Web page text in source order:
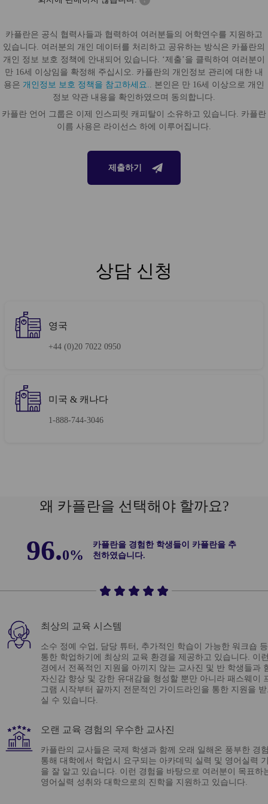
카플란은 공식 협력사들과 협력하여 여러분들의 어학연수를 지원하고
있습니다. 여러분의 개인 데이터를 처리하고 공유하는 방식은 카플란의
개인 정보 보호 정책에 안내되어 있습니다. ‘제출’을 클릭하여 여러분이
만 16세 이상임을 확정해 주십시오. 카플란의 개인정보 관리에 대한 내
용은 개인정보 보호 정책을 참고하세요.
. 본인은 만 16세 이상으로 개인
정보 약관 내용을 확인하였으며 동의합니다.
카플란 언어 그룹은 이제 인스피릿 캐피탈이 소유하고 있습니다. 카플란
이름 사용은 라이선스 하에 이루어집니다.
제출하기
상담 신청
영국
+44 (0)20 7022 0950
미국 & 캐나다
1-888-744-3046
왜 카플란을 선택해야 할까요?
96.0%
카플란을 경험한 학생들이 카플란을 추
천하였습니다.
최상의 교육 시스템
소수 정예 수업, 담당 튜터, 추가적인 학습이 가능한 워크숍
통한 학업하기에 최상의 교육 환경을 제공하고 있습니다. 이
경에서 전폭적인 지원을 아끼지 않는 교사진 및 반 학생들과
자신감 향상 및 강한 유대감을 형성할 뿐만 아니라 패스웨이
그램 시작부터 끝까지 전문적인 가이드라인을 통한 지원을
실 수 있습니다.
오랜 교육 경험의 우수한 교사진
카플란의 교사들은 국제 학생과 함께 오래 일해온 풍부한 경
통해 대학에서 학업시 요구되는 아카데믹 실력 및 영어실력
을 잘 알고 있습니다. 이런 경험을 바탕으로 여러분이 목표하
영어실력 성취와 대학으로의 진학을 지원하고 있습니다.